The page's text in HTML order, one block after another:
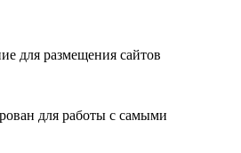
для размещения сайтов
для работы с самыми